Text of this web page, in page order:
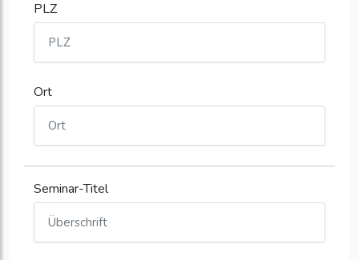
PLZ
Ort
Seminar-Titel